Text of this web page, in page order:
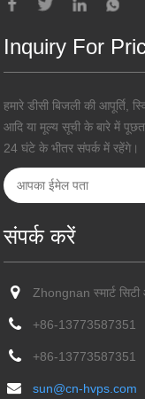
Inquiry For
हमारे डीसी बिजली की आपूर्ति,
आदि या मूल्य सूची के बारे में
24 घंटे के भीतर संपर्क में रहेंगे।
संपर्क करें
Zhongnan स्मार्ट
+86-13773587351
+86-13773587351
sun@cn-hvps.com